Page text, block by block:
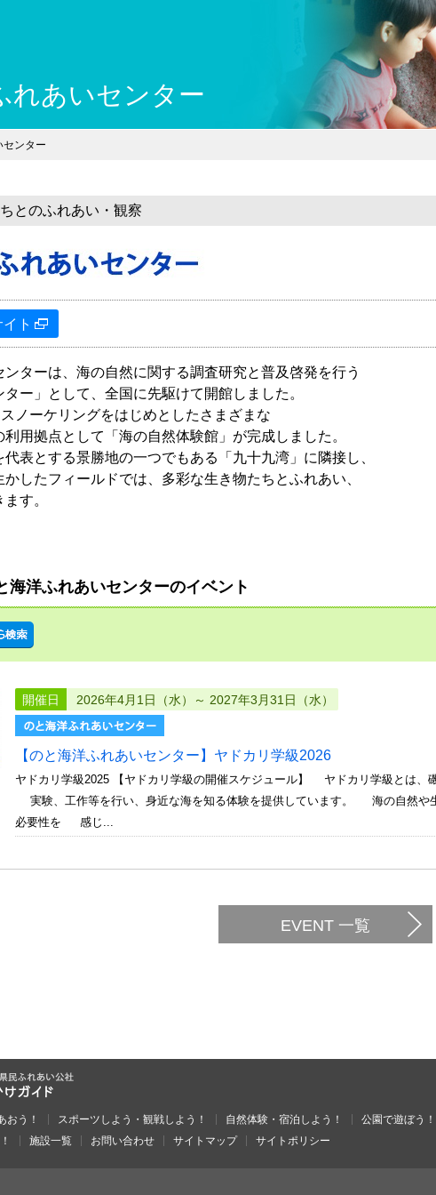
人石川県県民ふれあい公社 い
れあいセンター
センター
とのふれあい・観察
ト
ターは、海の自然に関する調査研究と普及啓発を行う
ター」として、全国に先駆けて開館しました。
ノーケリングをはじめとしたさまざまな
用拠点として「海の自然体験館」が完成しました。
表とする景勝地の一つでもある「九十九湾」に隣接し、
したフィールドでは、多彩な生き物たちとふれあい、
す。
海洋ふれあいセンターのイベント
開催日 2026年4月1日（水）～ 2027年3月31日（水）
【のと海洋ふれあいセンター】ヤドカリ学級2026
ヤドカリ学級2025 【ヤドカリ学級の開催スケジュール】 ヤドカリ学級とは、
実験、工作等を行い、身近な海を知る体験を提供しています。 海の自然や
必要性を 感じ...
EVENT 一覧
おう！ スポーツしよう・観戦しよう！ 自然体験・宿泊しよう！ 公園で遊ぼう！
施設一覧 お問い合わせ サイトマップ サイトポリシー